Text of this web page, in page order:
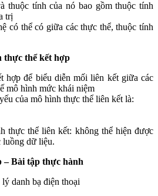
thuộc tính của nó bao gồm thuộc tính
trị
có thể có giữa các thực thể, thuộc tính
thực thể kết hợp
hợp để biểu diễn mối liên kết giữa các
mô hình mức khái niệm
của mô hình thực thể liên kết là:
thực thể liên kết: không thể hiện được
luồng dữ liệu.
Bài tập thực hành
lý danh bạ điện thoại